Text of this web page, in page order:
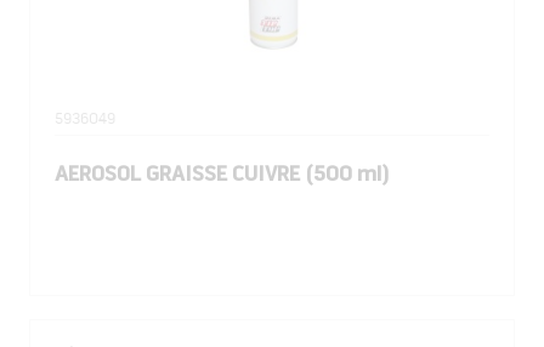
5936049
AEROSOL GRAISSE CUIVRE (500 ml)